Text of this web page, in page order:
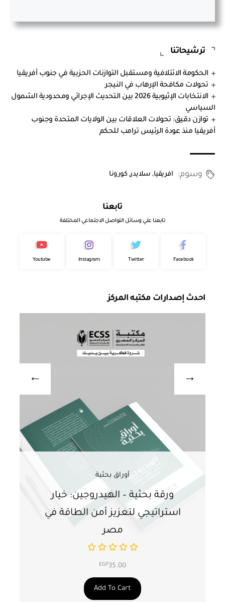
ترشيحاتنا
الحكومة الائتلافية ومستقبل التوازنات الحزبية في جنوب أفريقيا
تحولات مكافحة الإرهاب في النيجر
الانتخابات الإثيوبية 2026 بين التحديث الإجرائي ومحدودية الشمول
السياسي
توازن دقيق: تحولات العلاقات بين الولايات المتحدة وجنوب
أفريقيا منذ عودة الرئيس ترامب للحكم
وسوم: افريقيا,سلايدر,كورونا
تابعنا
تابعنا علي وسائل التواصل الاجتماعي المختلفة
Facebook
Twitter
Instagram
Youtube
احدث إصدارات مكتبه المركز
أوراق بحثية
ورقة بحثية – الهيدروجين: خيار
استراتيجي لتعزيز أمن الطاقة في
مصر
EGP35.00
Add To Cart